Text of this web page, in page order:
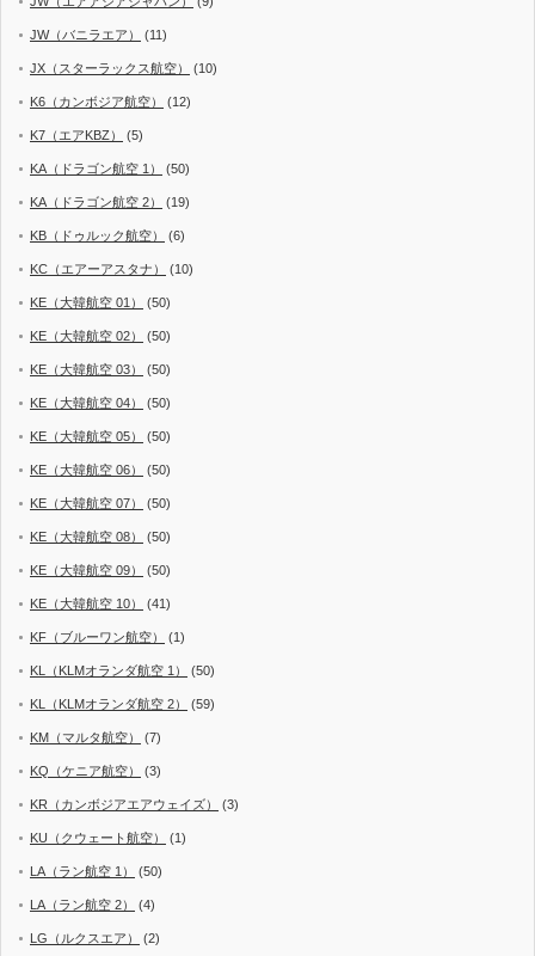
JW（バニラエア） (11)
JX（スターラックス航空） (10)
K6（カンボジア航空） (12)
K7（エアKBZ） (5)
KA（ドラゴン航空 1） (50)
KA（ドラゴン航空 2） (19)
KB（ドゥルック航空） (6)
KC（エアーアスタナ） (10)
KE（大韓航空 01） (50)
KE（大韓航空 02） (50)
KE（大韓航空 03） (50)
KE（大韓航空 04） (50)
KE（大韓航空 05） (50)
KE（大韓航空 06） (50)
KE（大韓航空 07） (50)
KE（大韓航空 08） (50)
KE（大韓航空 09） (50)
KE（大韓航空 10） (41)
KF（ブルーワン航空） (1)
KL（KLMオランダ航空 1） (50)
KL（KLMオランダ航空 2） (59)
KM（マルタ航空） (7)
KQ（ケニア航空） (3)
KR（カンボジアエアウェイズ） (3)
KU（クウェート航空） (1)
LA（ラン航空 1） (50)
LA（ラン航空 2） (4)
LG（ルクスエア） (2)